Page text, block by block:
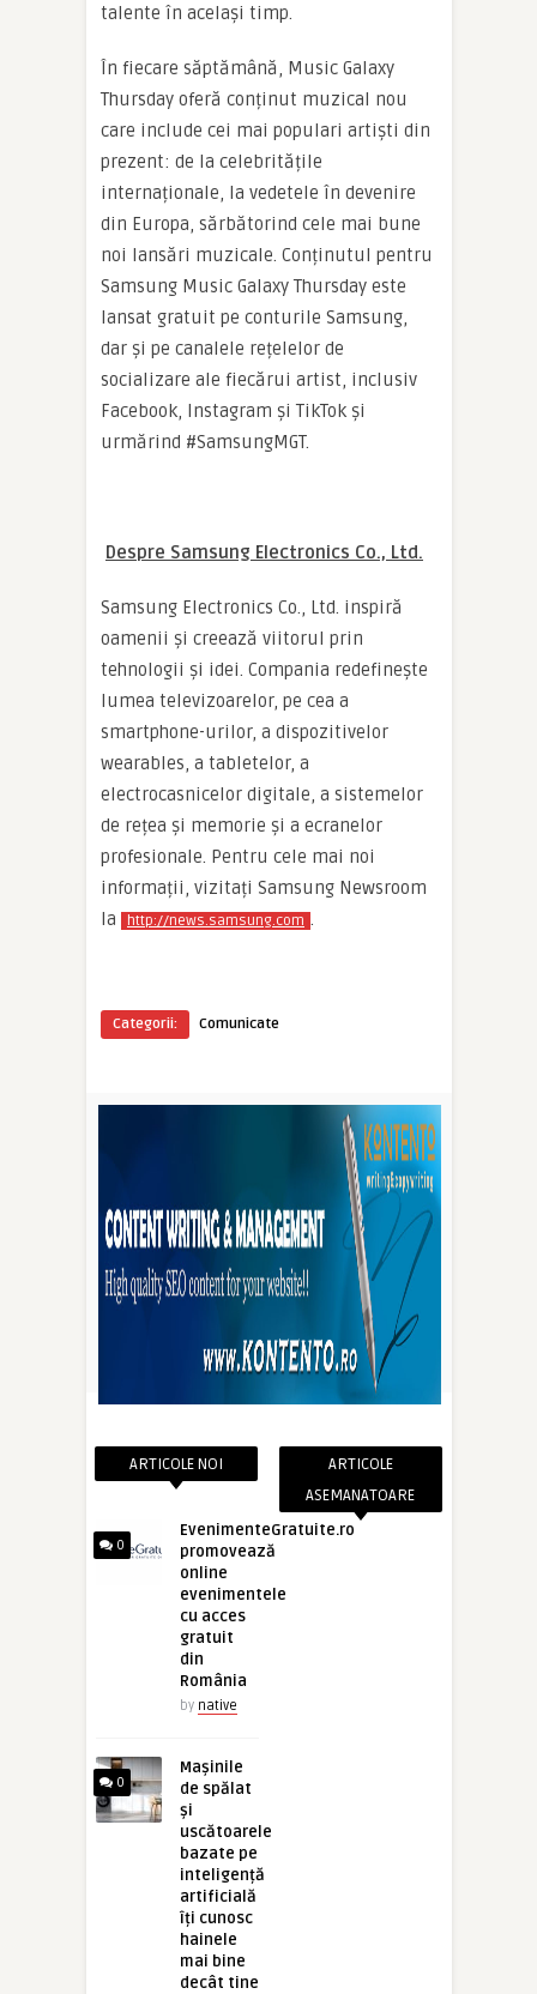
talente în același timp.
În fiecare săptămână, Music Galaxy
Thursday oferă conținut muzical nou
care include cei mai populari artiști din
prezent: de la celebritățile
internaționale, la vedetele în devenire
din Europa, sărbătorind cele mai bune
noi lansări muzicale. Conținutul pentru
Samsung Music Galaxy Thursday este
lansat gratuit pe conturile Samsung,
dar și pe canalele rețelelor de
socializare ale fiecărui artist, inclusiv
Facebook, Instagram și TikTok și
urmărind #SamsungMGT.
Despre Samsung Electronics Co., Ltd.
Samsung Electronics Co., Ltd. inspiră
oamenii și creează viitorul prin
tehnologii și idei. Compania redefinește
lumea televizoarelor, pe cea a
smartphone-urilor, a dispozitivelor
wearables, a tabletelor, a
electrocasnicelor digitale, a sistemelor
de rețea și memorie și a ecranelor
profesionale. Pentru cele mai noi
informații, vizitați Samsung Newsroom
la
http://news.samsung.com .
Categorii: Comunicate
ARTICOLE NOI
0
EvenimenteGratuite.ro
promovează
online
evenimentele
cu acces
gratuit
din
România
by native
0
Mașinile
de spălat
și
uscătoarele
bazate pe
inteligență
artificială
îți cunosc
hainele
mai bine
decât tine
ARTICOLE
ASEMANATOARE